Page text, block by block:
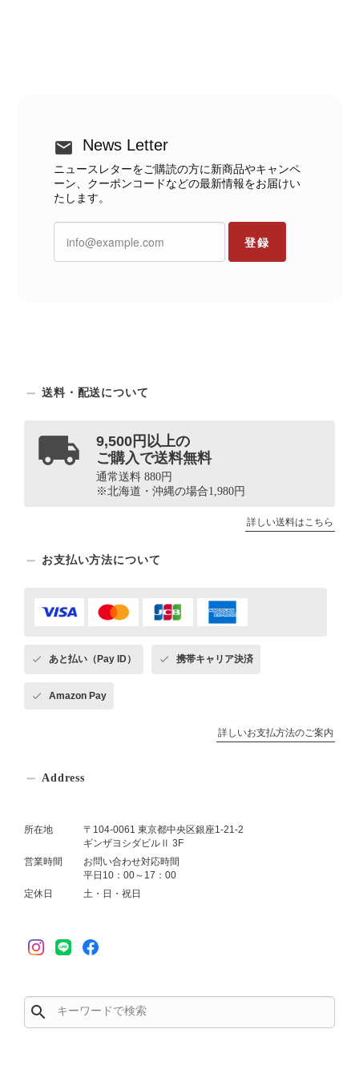
News Letter
ニュースレターをご購読の方に新商品やキャンペ
ーン、クーポンコードなどの最新情報をお届けい
たします。
登録
送料・配送について
9,500円以上の
ご購入で送料無料
通常送料 880円
※北海道・沖縄の場合1,980円
詳しい送料はこちら
お支払い方法について
あと払い（Pay ID） 携帯キャリア決済
Amazon Pay
詳しいお支払方法のご案内
Address
所在地
〒104-0061 東京都中央区銀座1-21-2
ギンザヨシダビルⅡ 3F
営業時間
お問い合わせ対応時間
平日10：00～17：00
定休日
土・日・祝日
search